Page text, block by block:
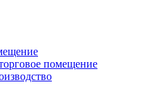
помещение